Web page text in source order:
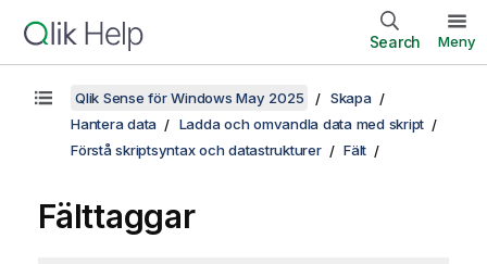
Search Meny
Qlik Sense för Windows May 2025
Skapa
Hantera data
Ladda och omvandla data med skript
Förstå skriptsyntax och datastrukturer
Fält
Fälttaggar